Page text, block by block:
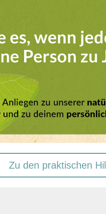
Zu den praktischen